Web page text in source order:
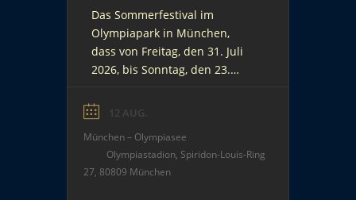
Das Sommerfestival im
Olympiapark in München,
dass von Freitag, den 31. Juli
2026, bis Sonntag, den 23.
neben Schaustellern und
Kirmes-Fahrgeschäften auch
viele kulinarische
Köstlichkeiten und
verschiedenen Thementage
12 AUG.
München – Olympiasee
Olympiastadion, Spiridon-Louis-Ring
27, 80809 München